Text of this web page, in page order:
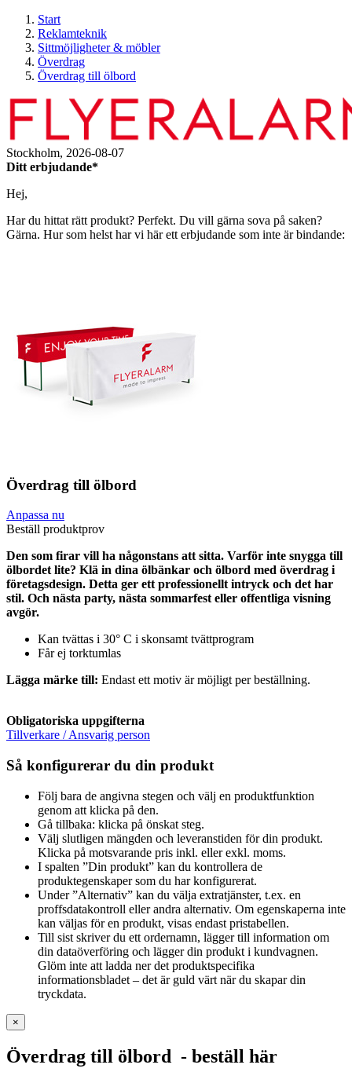
Start
Reklamteknik
Sittmöjligheter & möbler
Överdrag
Överdrag till ölbord
Stockholm, 2026-08-07
Ditt erbjudande*
Hej,
Har du hittat rätt produkt? Perfekt. Du vill gärna sova på saken?
Gärna. Hur som helst har vi här ett erbjudande som inte är bindande:
Överdrag till ölbord
Anpassa nu
Beställ produktprov
Den som firar vill ha någonstans att sitta. Varför inte snygga till
ölbordet lite? Klä in dina ölbänkar och ölbord med överdrag i
företagsdesign. Detta ger ett professionellt intryck och det har
stil. Och nästa party, nästa sommarfest eller offentliga visning
avgör.
Kan tvättas i 30° C i skonsamt tvättprogram
Får ej torktumlas
Lägga märke till: Endast ett motiv är möjligt per beställning.
Obligatoriska uppgifterna
Tillverkare / Ansvarig person
Så konfigurerar du din produkt
Följ bara de angivna stegen och välj en produktfunktion
genom att klicka på den.
Gå tillbaka: klicka på önskat steg.
Välj slutligen mängden och leveranstiden för din produkt.
Klicka på motsvarande pris inkl. eller exkl. moms.
I spalten ”Din produkt” kan du kontrollera de
produktegenskaper som du har konfigurerat.
Under ”Alternativ” kan du välja extratjänster, t.ex. en
proffsdatakontroll eller andra alternativ. Om egenskaperna inte
kan väljas för en produkt, visas endast pristabellen.
Till sist skriver du ett ordernamn, lägger till information om
din dataöverföring och lägger din produkt i kundvagnen.
Glöm inte att ladda ner det produktspecifika
informationsbladet – det är guld värt när du skapar din
tryckdata.
×
Överdrag till ölbord - beställ här